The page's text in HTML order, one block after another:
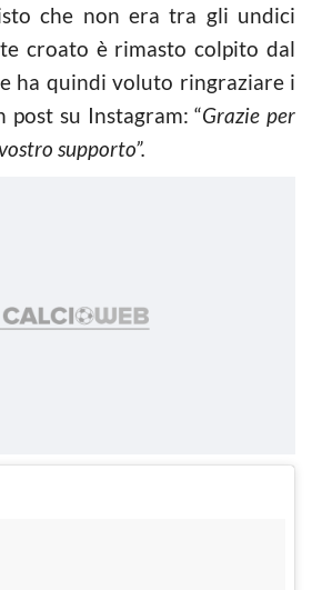
che non era tra gli undici
croato è rimasto colpito dal
ha quindi voluto ringraziare i
su Instagram: “Grazie per
supporto”.